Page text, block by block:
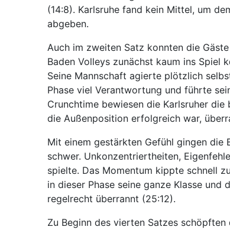
(14:8). Karlsruhe fand kein Mittel, um
abgeben.
Auch im zweiten Satz konnten die
Baden Volleys zunächst kaum ins Spiel
Seine Mannschaft agierte plötzlich
Phase viel Verantwortung und führte
Crunchtime bewiesen die Karlsruher
die Außenposition erfolgreich war,
Mit einem gestärkten Gefühl gingen die
schwer. Unkonzentriertheiten,
spielte. Das Momentum kippte schnell
in dieser Phase seine ganze Klasse
regelrecht überrannt (25:12).
Zu Beginn des vierten Satzes